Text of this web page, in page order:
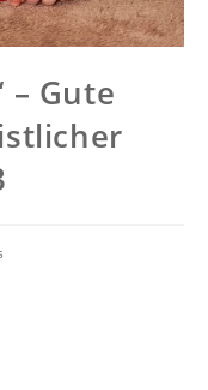
– Gute